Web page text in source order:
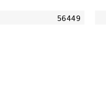
56449